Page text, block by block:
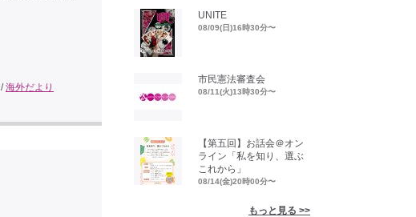
/海外だより
UNITE
08/09(日)16時30分〜
市民憲法審査会
08/11(火)13時30分〜
【第五回】お話会＠オン
ライン「私を知り、選ぶ
これから」
08/14(金)20時00分〜
もっと見る >>